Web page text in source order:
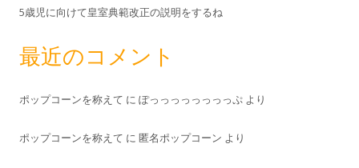
5歳児に向けて皇室典範改正の説明をするね
最近のコメント
ポップコーンを称えて に ぽっっっっっっっっぷ より
ポップコーンを称えて に 匿名ポップコーン より